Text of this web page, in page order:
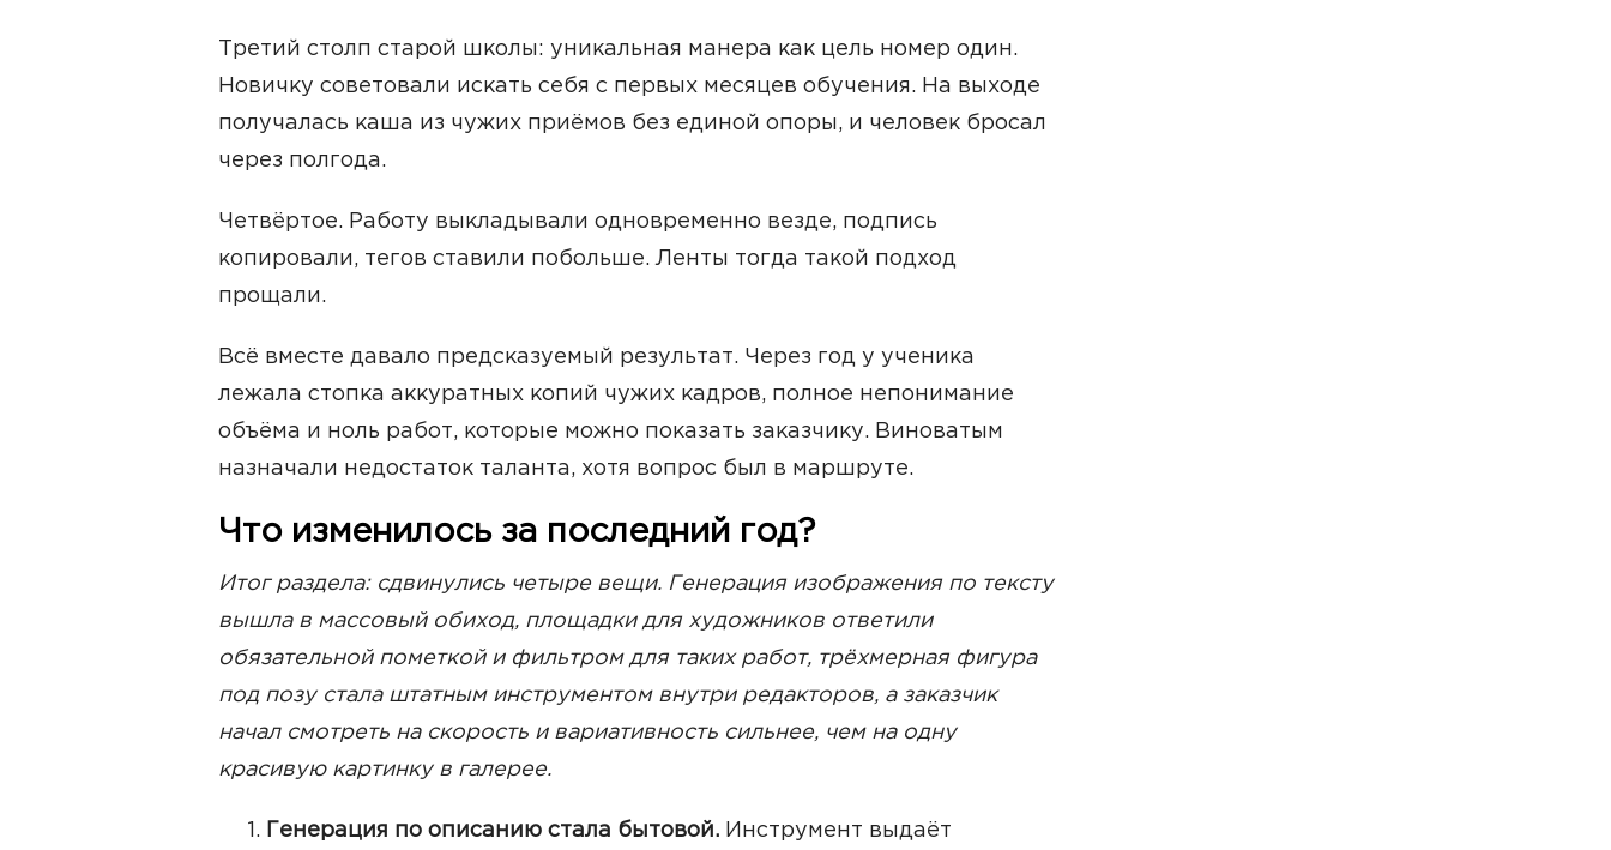
Третий столп старой школы: уникальная манера как цель номер один.
Новичку советовали искать себя с первых месяцев обучения. На выходе
получалась каша из чужих приёмов без единой опоры, и человек бросал
через полгода.
Четвёртое. Работу выкладывали одновременно везде, подпись
копировали, тегов ставили побольше. Ленты тогда такой подход
прощали.
Всё вместе давало предсказуемый результат. Через год у ученика
лежала стопка аккуратных копий чужих кадров, полное непонимание
объёма и ноль работ, которые можно показать заказчику. Виноватым
назначали недостаток таланта, хотя вопрос был в маршруте.
Что изменилось за последний год?
Итог раздела: сдвинулись четыре вещи. Генерация изображения по тексту
вышла в массовый обиход, площадки для художников ответили
обязательной пометкой и фильтром для таких работ, трёхмерная фигура
под позу стала штатным инструментом внутри редакторов, а заказчик
начал смотреть на скорость и вариативность сильнее, чем на одну
красивую картинку в галерее.
Генерация по описанию стала бытовой. Инструмент выдаёт